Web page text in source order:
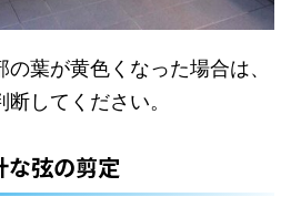
葉が黄色くなった場合は、
してください。
な弦の剪定